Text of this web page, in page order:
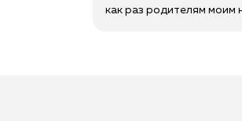
как раз родителям моим